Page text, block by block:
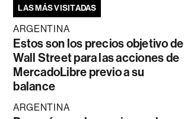
LAS MÁS VISITADAS
ARGENTINA
Estos son los precios objetivo de
Wall Street para las acciones de
MercadoLibre previo a su
balance
ARGENTINA